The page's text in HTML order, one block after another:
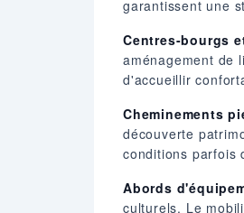
garantissent une
Centres-bourgs
aménagement de
d'accueillir
Cheminements
découverte
conditions parfois
Abords
culturels. Le